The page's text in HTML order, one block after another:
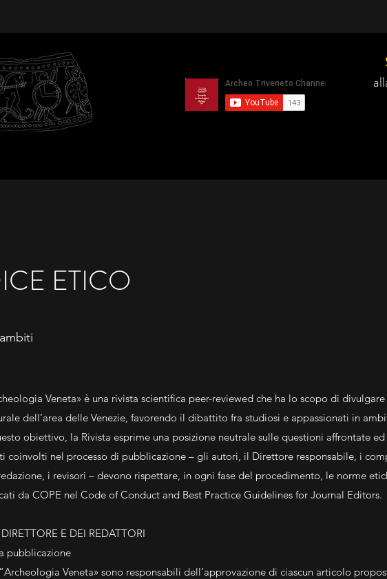
ETICO
Veneta» è una rivista scientifica peer-reviewed che ha lo scopo di
dell’area delle Venezie, favorendo il dibattito fra studiosi e appassionati in
obiettivo, la Rivista esprime una posizione neutrale sulle questioni affrontate
coinvolti nel processo di pubblicazione – gli autori, il Direttore responsabile, i
i revisori – devono rispettare, in ogni fase del procedimento, le norme
da COPE nel Code of Conduct and Best Practice Guidelines for Journal Editors.
E DEI REDATTORI
pubblicazione
Veneta» sono responsabili dell’approvazione di ciascun articolo